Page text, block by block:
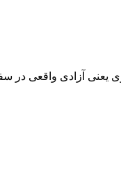
یعنی آزادی واقعی در